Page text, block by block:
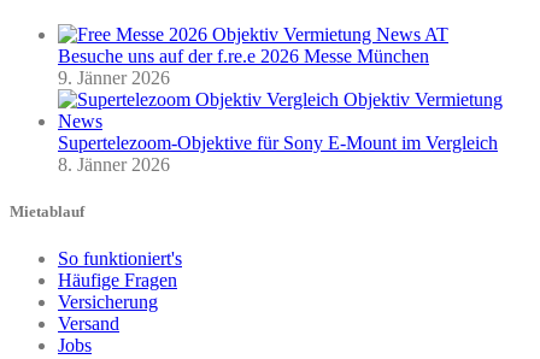
Besuche uns auf der f.re.e 2026 Messe München
9. Jänner 2026
Supertelezoom-Objektive für Sony E-Mount im Vergleich
8. Jänner 2026
Mietablauf
So funktioniert's
Häufige Fragen
Versicherung
Versand
Jobs